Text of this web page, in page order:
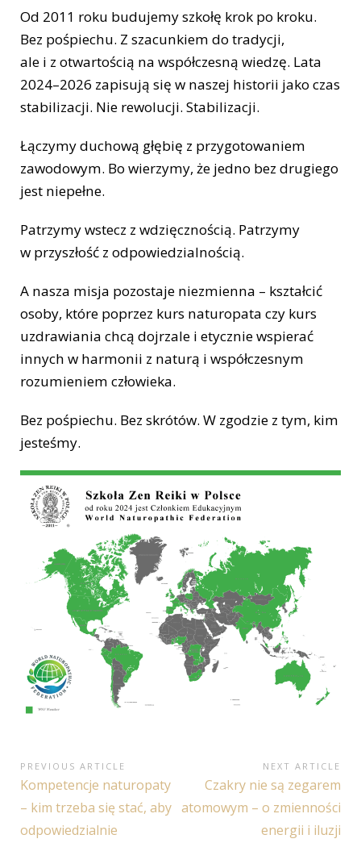
Od 2011 roku budujemy szkołę krok po kroku.
Bez pośpiechu. Z szacunkiem do tradycji,
ale i z otwartością na współczesną wiedzę. Lata
2024–2026 zapisują się w naszej historii jako czas
stabilizacji. Nie rewolucji. Stabilizacji.
Łączymy duchową głębię z przygotowaniem
zawodowym. Bo wierzymy, że jedno bez drugiego
jest niepełne.
Patrzymy wstecz z wdzięcznością. Patrzymy
w przyszłość z odpowiedzialnością.
A nasza misja pozostaje niezmienna – kształcić
osoby, które poprzez kurs naturopata czy kurs
uzdrawiania chcą dojrzale i etycznie wspierać
innych w harmonii z naturą i współczesnym
rozumieniem człowieka.
Bez pośpiechu. Bez skrótów. W zgodzie z tym, kim
jesteśmy.
Nawigacja
wpisu
PREVIOUS ARTICLE
Previous
Article:
Kompetencje naturopaty
– kim trzeba się stać, aby
odpowiedzialnie
NEXT ARTICLE
Next
Article:
Czakry nie są zegarem
atomowym – o zmienności
energii i iluzji